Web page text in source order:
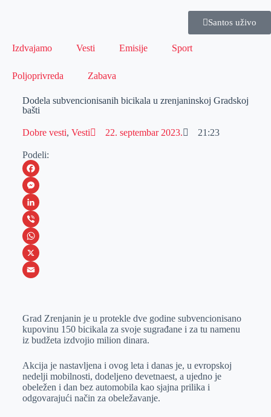
Santos uživo
Izdvajamo Vesti Emisije Sport
Poljoprivreda Zabava
Dodela subvencionisanih bicikala u zrenjaninskoj Gradskoj
bašti
Dobre vesti, Vesti 22. septembar 2023. 21:23
Podeli:
F
a
c
e
b
o
M
e
s
s
e
e
r
L
i
n
k
I
n
V
i
b
W
h
s
A
p
X
a
i
Grad Zrenjanin je u protekle dve godine subvencionisano
kupovinu 150 bicikala za svoje sugrađane i za tu namenu
iz budžeta izdvojio milion dinara.
Akcija je nastavljena i ovog leta i danas je, u evropskoj
nedelji mobilnosti, dodeljeno devetnaest, a ujedno je
obeležen i dan bez automobila kao sjajna prilika i
odgovarajući način za obeležavanje.